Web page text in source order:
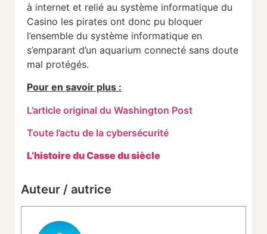
à internet et relié au système informatique du
Casino les pirates ont donc pu bloquer
l’ensemble du système informatique en
s’emparant d’un aquarium connecté sans doute
mal protégés.
Pour en savoir plus :
L’article original du Washington Post
Toute l’actu de la cybersécurité
L’histoire du Casse du siècle
Auteur / autrice